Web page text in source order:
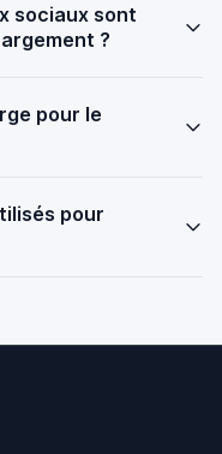
sociaux sont
?
pour le
pour